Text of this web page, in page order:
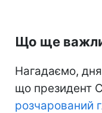
Що ще
Нагадаємо,
що президент
розчарований